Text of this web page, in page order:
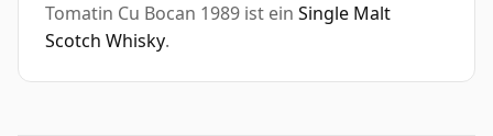
Tomatin Cu Bocan 1989 ist ein Single Malt
Scotch Whisky.